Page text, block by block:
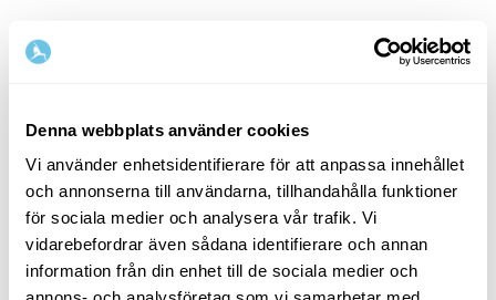
Denna webbplats använder cookies
Vi använder enhetsidentifierare för att anpassa innehållet
och annonserna till användarna, tillhandahålla funktioner
för sociala medier och analysera vår trafik. Vi
vidarebefordrar även sådana identifierare och annan
information från din enhet till de sociala medier och
Svenska
Steg1/2
Börja med att fylla i namn och e-postadress
Förnamn Efternamn